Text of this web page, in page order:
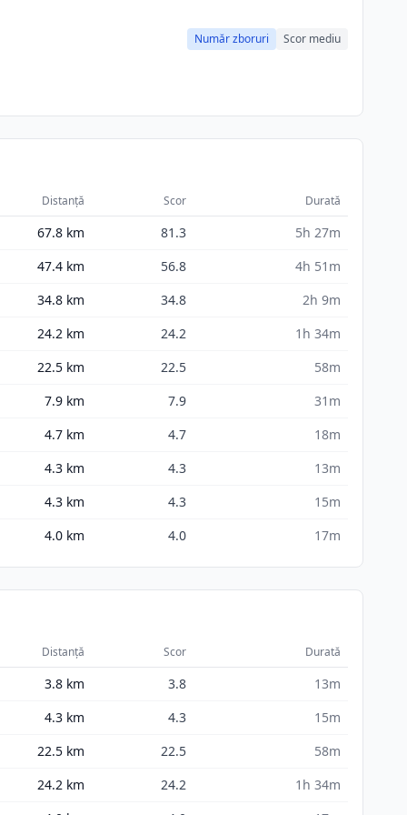
Număr zboruri
Scor mediu
Distanță Scor Durată
67.8 km 81.3
5h 27m
47.4 km 56.8
4h 51m
34.8 km 34.8
2h 9m
24.2 km 24.2
1h 34m
22.5 km 22.5
58m
7.9 km 7.9
31m
4.7 km 4.7
18m
4.3 km 4.3
13m
4.3 km 4.3
15m
4.0 km 4.0 17m
Distanță Scor Durată
3.8 km 3.8
13m
4.3 km 4.3
15m
22.5 km 22.5
58m
24.2 km 24.2
1h 34m